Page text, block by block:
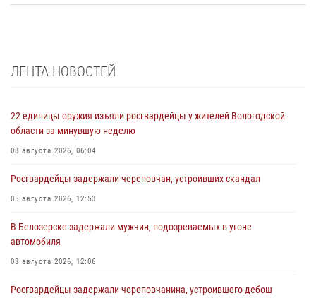
ЛЕНТА НОВОСТЕЙ
22 единицы оружия изъяли росгвардейцы у жителей Вологодской
области за минувшую неделю
08 августа 2026, 06:04
Росгвардейцы задержали череповчан, устроивших скандал
05 августа 2026, 12:53
В Белозерске задержали мужчин, подозреваемых в угоне
автомобиля
03 августа 2026, 12:06
Росгвардейцы задержали череповчанина, устроившего дебош